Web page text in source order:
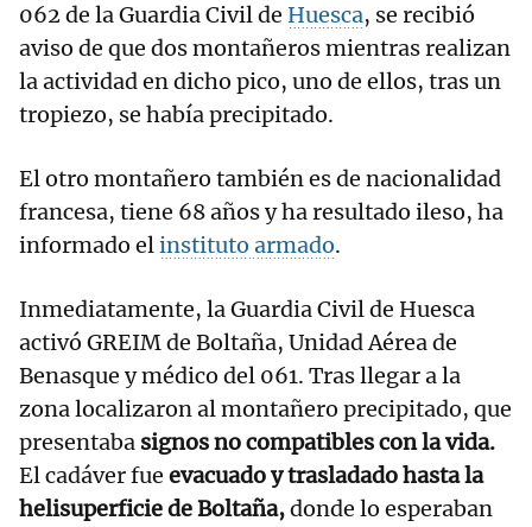
062 de la Guardia Civil de Huesca, se recibió
aviso de que dos montañeros mientras realizan
la actividad en dicho pico, uno de ellos, tras un
tropiezo, se había precipitado.
El otro montañero también es de nacionalidad
francesa, tiene 68 años y ha resultado ileso, ha
informado elinstituto armado.
Inmediatamente, la Guardia Civil de Huesca
activó GREIM de Boltaña, Unidad Aérea de
Benasque y médico del 061. Tras llegar a la
zona localizaron al montañero precipitado, que
presentaba signos no compatibles con la vida.
El cadáver fue evacuado y trasladado hasta la
helisuperficie de Boltaña,donde lo esperaban